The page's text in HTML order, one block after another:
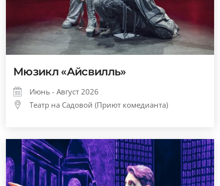
Мюзикл «Айсвилль»
Июнь - Август 2026
Театр на Садовой (Приют комедианта)